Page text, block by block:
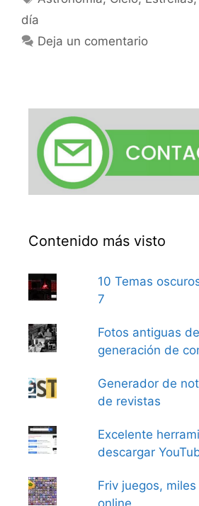
día
Deja un comentario
Contenido más visto
10 Temas
7
Fotos antiguas
generación de
Generador de
de revistas
Excelente
descargar
Friv juegos,
online